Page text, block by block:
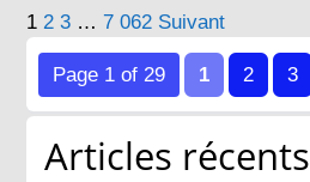
Pagination
des
publications
1 2 3 … 7 062 Suivant
Page 1 of 29 1 2 3
Articles récents